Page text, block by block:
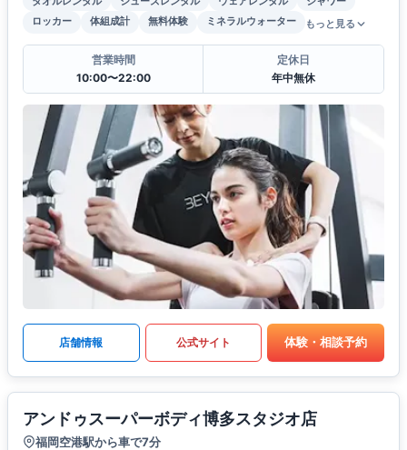
ロッカー
体組成計 無料体験 ミネラルウォーター もっと見る
営業時間
10:00〜22:00
定休日
年中無休
店舗情報 公式サイト 体験・相談予約
アンドゥスーパーボディ博多スタジオ店
福岡空港駅から車で7分